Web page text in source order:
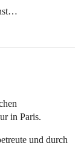
in Paris.
und durch